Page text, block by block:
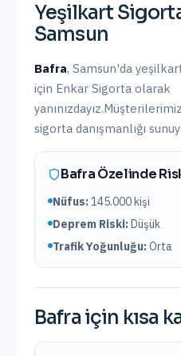
Yeşilkart
Samsun
Bafra, Samsun'da
için Enkar Sigorta olarak
yanınızdayız.
sigorta danışmanlığı
BafraÖzelinde
Nüfus:145.000kişi
Deprem Riski:Düşük
Trafik Yoğunluğu:Orta
Bafra için kısa